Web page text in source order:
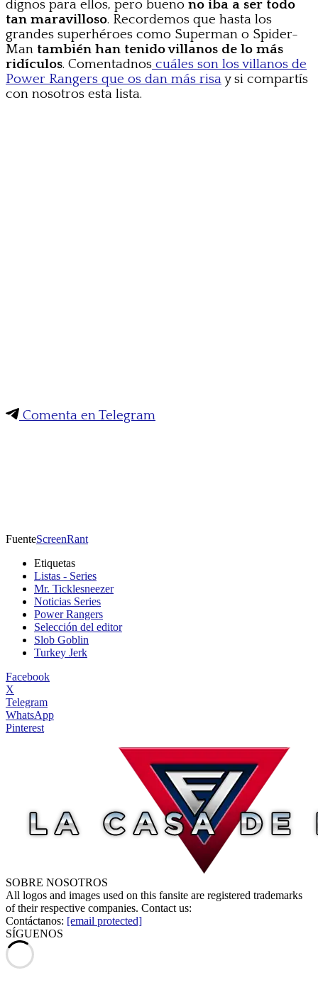
dignos para ellos, pero bueno no iba a ser todo
tan maravilloso. Recordemos que hasta los
grandes superhéroes como Superman o Spider-
Man también han tenido villanos de lo más
ridículos. Comentadnos cuáles son los villanos de
Power Rangers que os dan más risay si compartís
con nosotros esta lista.
Comenta en Telegram
FuenteScreenRant
Etiquetas
Listas - Series
Mr. Ticklesneezer
Noticias Series
Power Rangers
Selección del editor
Slob Goblin
Turkey Jerk
Facebook
X
Telegram
WhatsApp
Pinterest
SOBRE NOSOTROS
All logos and images used on this fansite are registered trademarks
of their respective companies. Contact us:
Contáctanos: [email protected]
SÍGUENOS